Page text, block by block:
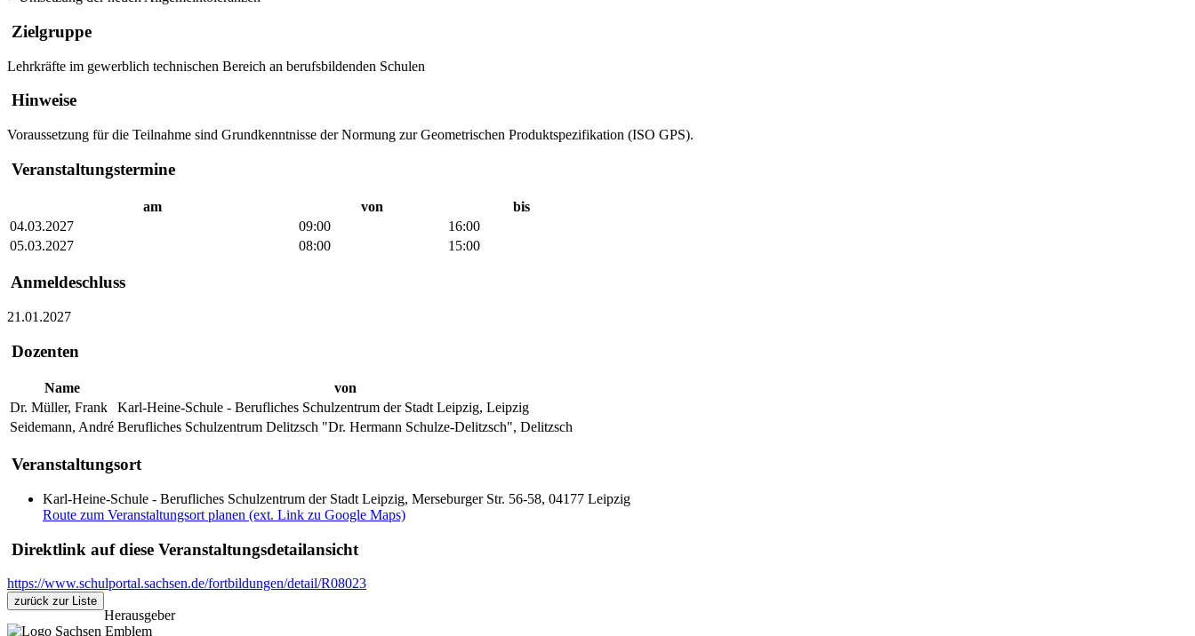
Zielgruppe
Lehrkräfte im gewerblich technischen Bereich an berufsbildenden Schulen
Hinweise
Voraussetzung für die Teilnahme sind Grundkenntnisse der Normung zur Geometrischen Produktspezifikation (ISO GPS).
Veranstaltungstermine
am von
bis
04.03.2027
09:00
16:00
05.03.2027
08:00 15:00
Anmeldeschluss
21.01.2027
Dozenten
Name
von
Dr. Müller, Frank
Karl-Heine-Schule - Berufliches Schulzentrum der Stadt Leipzig, Leipzig
Seidemann, André Berufliches Schulzentrum Delitzsch "Dr. Hermann Schulze-Delitzsch", Delitzsch
Veranstaltungsort
Karl-Heine-Schule - Berufliches Schulzentrum der Stadt Leipzig, Merseburger Str. 56-58, 04177 Leipzig
Route zum Veranstaltungsort planen (ext. Link zu Google Maps)
Direktlink auf diese Veranstaltungsdetailansicht
https://www.schulportal.sachsen.de/fortbildungen/detail/R08023
zurück zur Liste
Herausgeber